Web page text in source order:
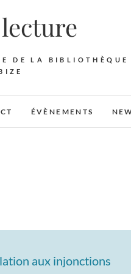
DE LA BIBLIOTHÈQUE
ÉVÈNEMENTS